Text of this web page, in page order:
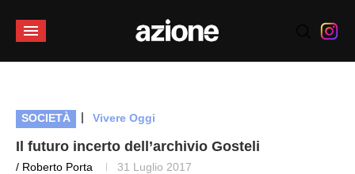
SOCIETÀ | Vivere Oggi
Il futuro incerto dell’archivio Gosteli
/ Roberto Porta 31 Luglio 2017